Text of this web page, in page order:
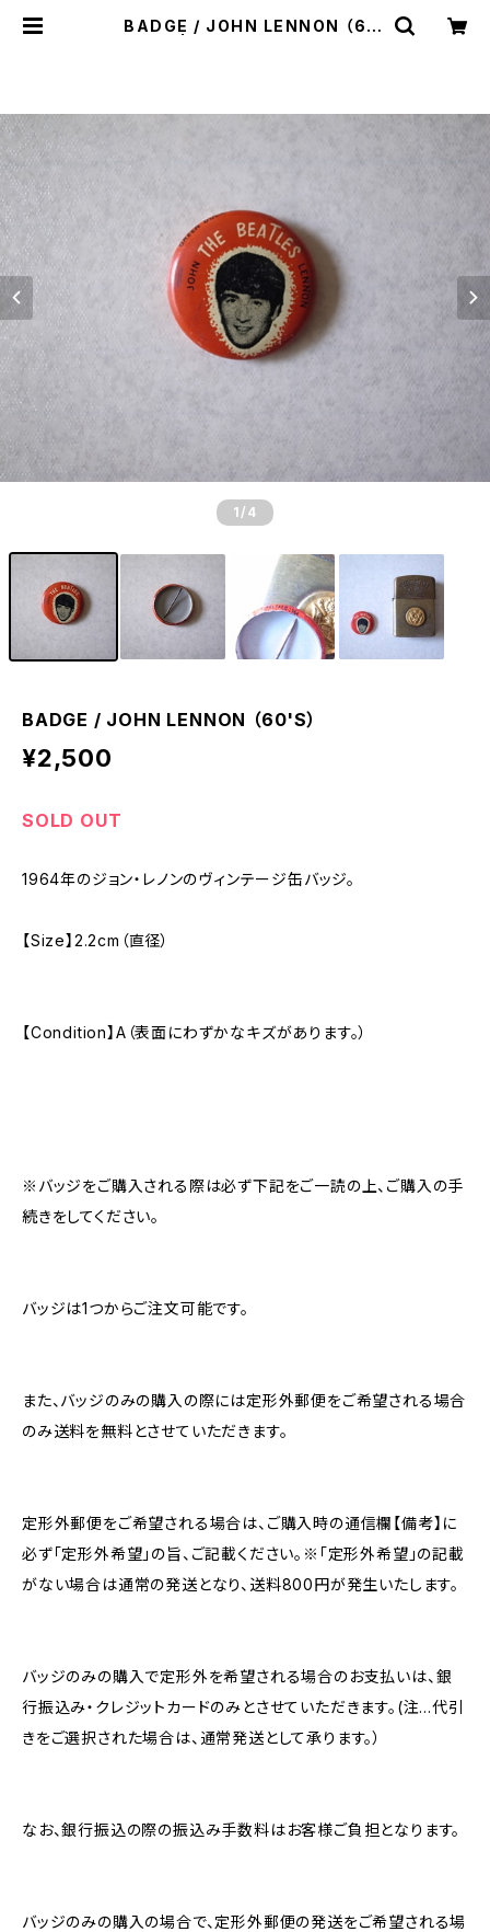
BADGE / JOHN LENNON （6
1 /4
BADGE / JOHN LENNON （60'S）
¥2,500
SOLD OUT
1964年のジョン・レノンのヴィンテージ缶バッジ。
【Size】2.2cm（直径）
【Condition】A（表面にわずかなキズがあります。）
※バッジをご購入される際は必ず下記をご一読の上、ご購入の手
続きをしてください。
バッジは1つからご注文可能です。
また、バッジのみの購入の際には定形外郵便をご希望される場合
のみ送料を無料とさせていただきます。
定形外郵便をご希望される場合は、ご購入時の通信欄【備考】に
必ず「定形外希望」の旨、ご記載ください。※「定形外希望」の記載
がない場合は通常の発送となり、送料800円が発生いたします。
バッジのみの購入で定形外を希望される場合のお支払いは、銀
行振込み・クレジットカードのみとさせていただきます。(注…代引
きをご選択された場合は、通常発送として承ります。）
なお、銀行振込の際の振込み手数料はお客様ご負担となります。
バッジのみの購入の場合で、定形外郵便の発送をご希望される場